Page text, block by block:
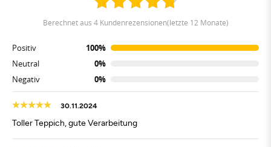
berechnet aus 4 Kundenrezensionen(letzte 12 Monate)
Positiv
100%
Neutral
0%
Negativ
0%
30.11.2024
Toller Teppich, gute Verarbeitung